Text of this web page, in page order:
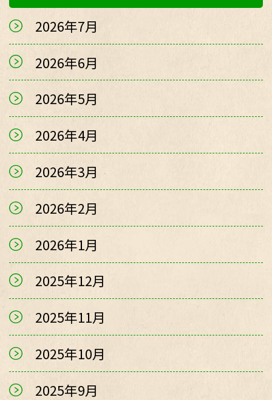
2026年7月
2026年6月
2026年5月
2026年4月
2026年3月
2026年2月
2026年1月
2025年12月
2025年11月
2025年10月
2025年9月